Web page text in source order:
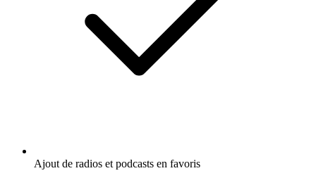
Ajout de radios et podcasts en favoris